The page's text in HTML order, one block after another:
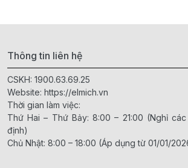
Thông tin liên hệ
CSKH: 1900.63.69.25
Website: https://elmich.vn
Thời gian làm việc:
Thứ Hai – Thứ Bảy: 8:00 – 21:00 (Nghỉ
định)
Chủ Nhật: 8:00 – 18:00 (Áp dụng từ 01/01/